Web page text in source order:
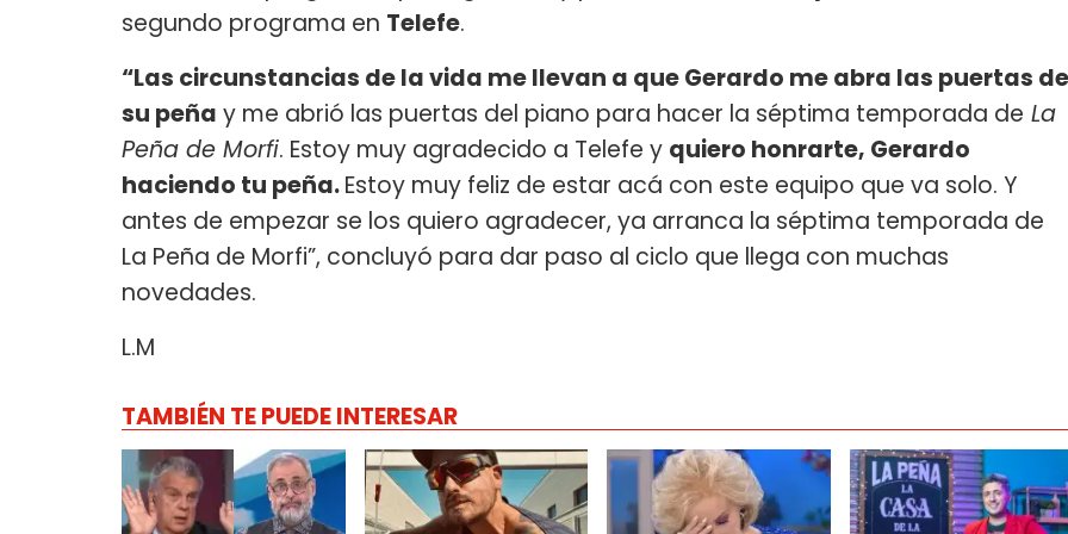
segundo programa en Telefe.
“Las circunstancias de la vida me llevan a que Gerardo me abra las puertas de
su peña y me abrió las puertas del piano para hacer la séptima temporada de La
Peña de Morfi. Estoy muy agradecido a Telefe y quiero honrarte, Gerardo
haciendo tu peña.Estoy muy feliz de estar acá con este equipo que va solo. Y
antes de empezar se los quiero agradecer, ya arranca la séptima temporada de
La Peña de Morfi”, concluyó para dar paso al ciclo que llega con muchas
novedades.
L.M
TAMBIÉN TE PUEDE INTERESAR